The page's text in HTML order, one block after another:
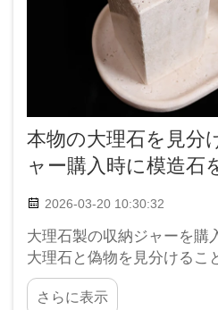
本物の大理石を見分
ャー購入時に模造石
2026-03-20 10:30:32
大理石製の収納ジャーを購
大理石と偽物を見分けるこ
本物の大理石には、他の素
る独特の外観と質感があり
さらに表示